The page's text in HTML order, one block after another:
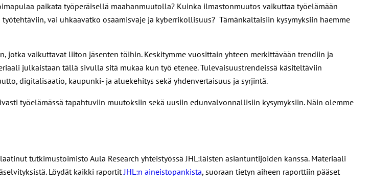
paikata työperäisellä maahanmuutolla? Kuinka ilmastonmuutos vaikuttaa työelämään
vai uhkaavatko osaamisvaje ja kyberrikollisuus? Tämänkaltaisiin kysymyksiin haemme
vaikuttavat liiton jäsenten töihin. Keskitymme vuosittain yhteen merkittävään trendiin ja
julkaistaan tällä sivulla sitä mukaa kun työ etenee. Tulevaisuustrendeissä käsiteltäviin
digitalisaatio, kaupunki- ja aluekehitys sekä yhdenvertaisuus ja syrjintä.
työelämässä tapahtuviin muutoksiin sekä uusiin edunvalvonnallisiin kysymyksiin. Näin olemme
tutkimustoimisto Aula Research yhteistyössä JHL:läisten asiantuntijoiden kanssa. Materiaali
Löydät kaikki raportit JHL:n aineistopankista, suoraan tietyn aiheen raporttiin pääset